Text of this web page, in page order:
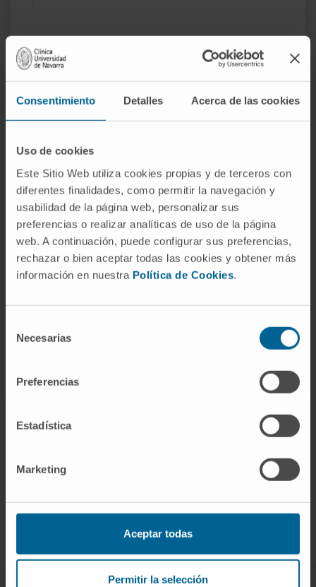
Consentimiento Detalles Acerca de las cookies
Uso de cookies
Este Sitio Web utiliza cookies propias y de terceros con
diferentes finalidades, como permitir la navegación y
usabilidad de la página web, personalizar sus
preferencias o realizar analíticas de uso de la página
web. A continuación, puede configurar sus preferencias,
rechazar o bien aceptar todas las cookies y obtener más
información en nuestra Política de Cookies.
Necesarias
Preferencias
Estadística
Marketing
Aceptar todas
Permitir la selección
DOMAINES D'INTÉRÊT
Spécialiste en réhabilitation orale.
Activité
En enseignement
Collaborateur dans la formation des résidents
du département. Formation de médecins
collaborateurs.
Suivez-nous